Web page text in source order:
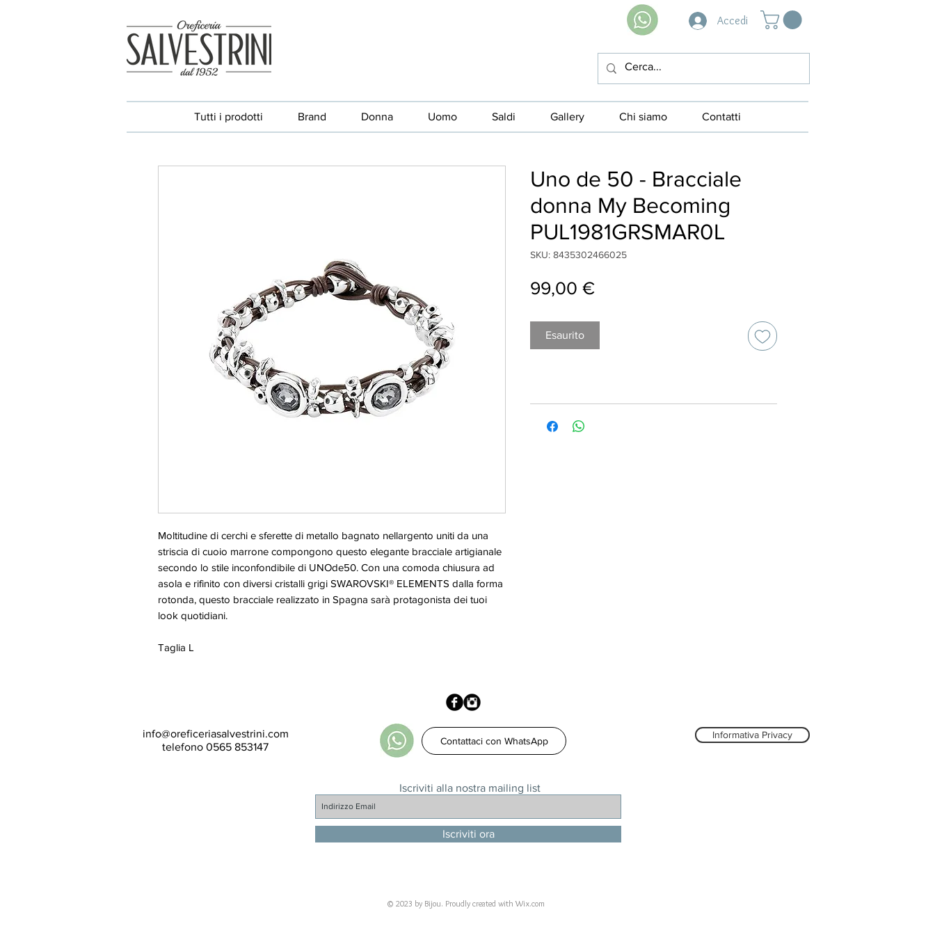
Accedi
Tutti i prodotti Brand Donna Uomo Saldi Gallery Chi siamo Contatti
Moltitudine di cerchi e sferette di metallo bagnato nellargento uniti da una
striscia di cuoio marrone compongono questo elegante bracciale artigianale
secondo lo stile inconfondibile di UNOde50. Con una comoda chiusura ad
asola e rifinito con diversi cristalli grigi SWAROVSKI® ELEMENTS dalla forma
rotonda, questo bracciale realizzato in Spagna sarà protagonista dei tuoi
look quotidiani.
Taglia L
Uno de 50 - Bracciale
donna My Becoming
PUL1981GRSMAR0L
SKU: 8435302466025
99,00 €Prezzo
Esaurito
Iscriviti alla nostra mailing list
Iscriviti ora
Contattaci con WhatsApp
info@oreficeriasalvestrini.com
telefono 0565 853147
© 2023 by Bijou. Proudly created with Wix.com
Informativa Privacy